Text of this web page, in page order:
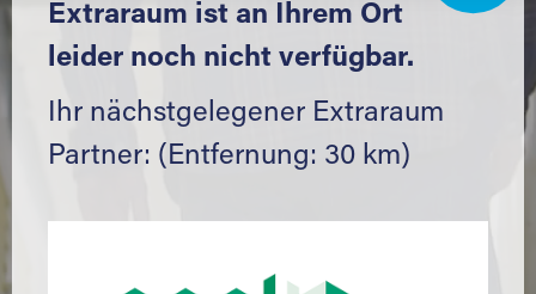
Extraraum ist an Ihrem Ort
leider noch nicht verfügbar.
Ihr nächstgelegener Extraraum
Partner: (Entfernung: 30 km)